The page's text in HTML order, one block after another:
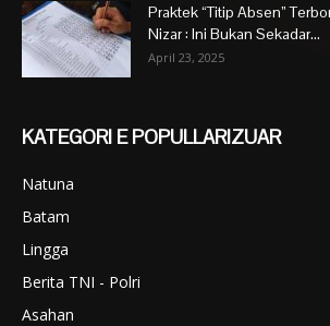
Praktek “Titip Absen”
Nizar : Ini Bukan Sekadar...
April 23, 2025
KATEGORI E POPULLARIZUAR
Natuna
Batam
Lingga
Berita TNI - Polri
Asahan